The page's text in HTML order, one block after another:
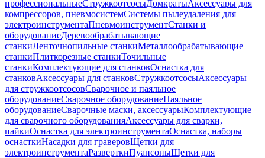
профессиональныеСтружкоотсосыДомкратыАксессуары для
компрессоров, пневмосистемСистемы пылеудаления для
электроинструментаПневмоинструментСтанки и
оборудованиеДеревообрабатывающие
станкиЛенточнопильные станкиМеталлообрабатывающие
станкиПлиткорезные станкиТочильные
станкиКомплектующие для станковОснастка для
станковАксессуары для станковСтружкоотсосыАксессуары
для стружкоотсосовСварочное и паяльное
оборудованиеСварочное оборудованиеПаяльное
оборудованиеСварочные маски, аксессуарыКомплектующие
для сварочного оборудованияАксессуары для сварки,
пайкиОснастка для электроинструментаОснастка, наборы
оснасткиНасадки для граверовЩетки для
электроинструментаРазверткиПуансоныЩетки для